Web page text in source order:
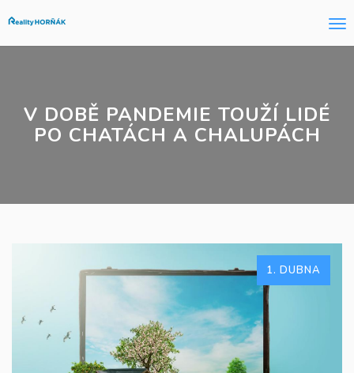
V DOBĚ PANDEMIE TOUŽÍ LIDÉ
PO CHATÁCH A CHALUPÁCH
1. DUBNA